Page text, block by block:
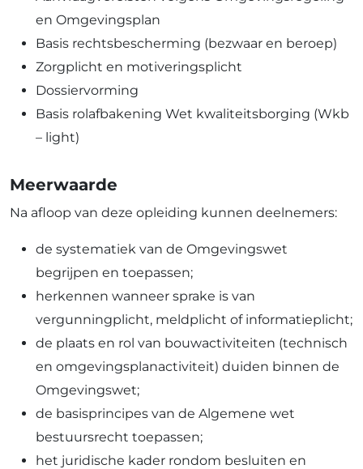
en Omgevingsplan
Basis rechtsbescherming (bezwaar en beroep)
Zorgplicht en motiveringsplicht
Dossiervorming
Basis rolafbakening Wet kwaliteitsborging (Wkb
– light)
Meerwaarde
Na afloop van deze opleiding kunnen deelnemers:
de systematiek van de Omgevingswet
begrijpen en toepassen;
herkennen wanneer sprake is van
vergunningplicht, meldplicht of informatieplicht;
de plaats en rol van bouwactiviteiten (technisch
en omgevingsplanactiviteit) duiden binnen de
Omgevingswet;
de basisprincipes van de Algemene wet
bestuursrecht toepassen;
het juridische kader rondom besluiten en